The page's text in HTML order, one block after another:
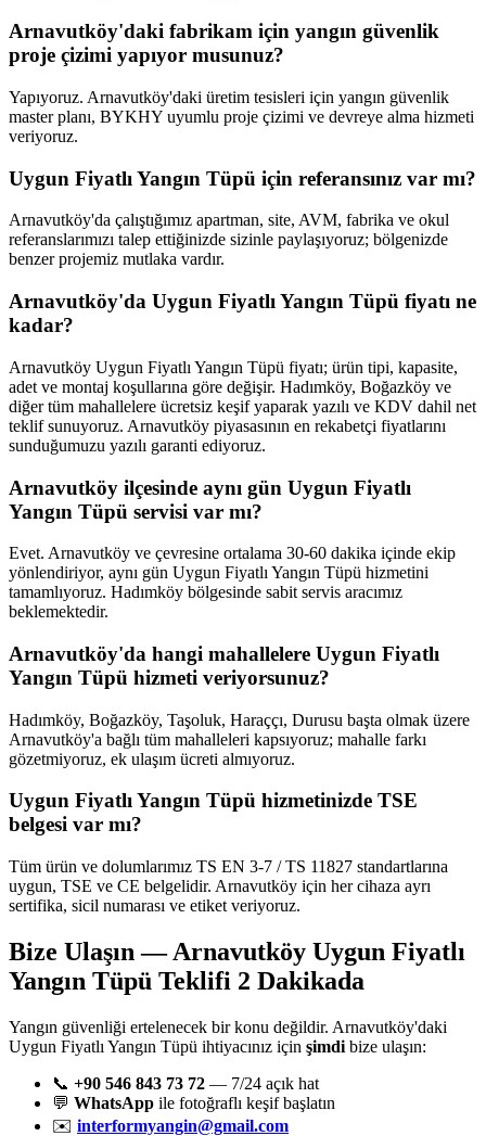
Arnavutköy'daki fabrikam için yangın güvenlik
proje çizimi yapıyor musunuz?
Yapıyoruz. Arnavutköy'daki üretim tesisleri için yangın güvenlik
master planı, BYKHY uyumlu proje çizimi ve devreye alma hizmeti
veriyoruz.
Uygun Fiyatlı Yangın Tüpü için referansınız var mı?
Arnavutköy'da çalıştığımız apartman, site, AVM, fabrika ve okul
referanslarımızı talep ettiğinizde sizinle paylaşıyoruz; bölgenizde
benzer projemiz mutlaka vardır.
Arnavutköy'da Uygun Fiyatlı Yangın Tüpü fiyatı ne
kadar?
Arnavutköy Uygun Fiyatlı Yangın Tüpü fiyatı; ürün tipi, kapasite,
adet ve montaj koşullarına göre değişir. Hadımköy, Boğazköy ve
diğer tüm mahallelere ücretsiz keşif yaparak yazılı ve KDV dahil net
teklif sunuyoruz. Arnavutköy piyasasının en rekabetçi fiyatlarını
sunduğumuzu yazılı garanti ediyoruz.
Arnavutköy ilçesinde aynı gün Uygun Fiyatlı
Yangın Tüpü servisi var mı?
Evet. Arnavutköy ve çevresine ortalama 30-60 dakika içinde ekip
yönlendiriyor, aynı gün Uygun Fiyatlı Yangın Tüpü hizmetini
tamamlıyoruz. Hadımköy bölgesinde sabit servis aracımız
beklemektedir.
Arnavutköy'da hangi mahallelere Uygun Fiyatlı
Yangın Tüpü hizmeti veriyorsunuz?
Hadımköy, Boğazköy, Taşoluk, Haraççı, Durusu başta olmak üzere
Arnavutköy'a bağlı tüm mahalleleri kapsıyoruz; mahalle farkı
gözetmiyoruz, ek ulaşım ücreti almıyoruz.
Uygun Fiyatlı Yangın Tüpü hizmetinizde TSE
belgesi var mı?
Tüm ürün ve dolumlarımız TS EN 3-7 / TS 11827 standartlarına
uygun, TSE ve CE belgelidir. Arnavutköy için her cihaza ayrı
sertifika, sicil numarası ve etiket veriyoruz.
Bize Ulaşın — Arnavutköy Uygun Fiyatlı
Yangın Tüpü Teklifi 2 Dakikada
Yangın güvenliği ertelenecek bir konu değildir. Arnavutköy'daki
Uygun Fiyatlı Yangın Tüpü ihtiyacınız için şimdi bize ulaşın:
📞 +90 546 843 73 72 — 7/24 açık hat
💬 WhatsApp ile fotoğraflı keşif başlatın
✉️ interformyangin@gmail.com